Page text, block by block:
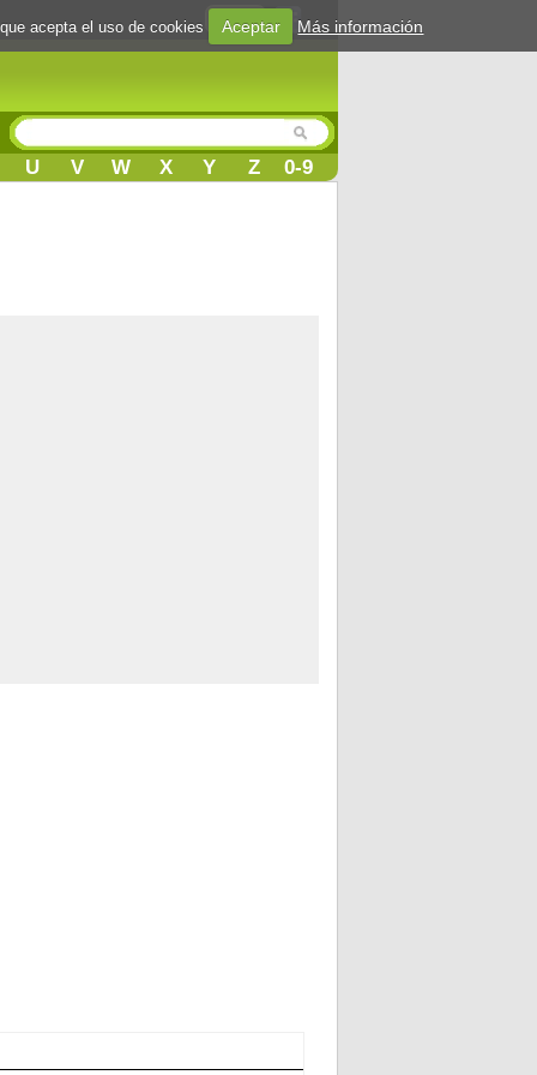
Login
U V W X Y Z 0-9
acepta el uso de cookies Aceptar Más información